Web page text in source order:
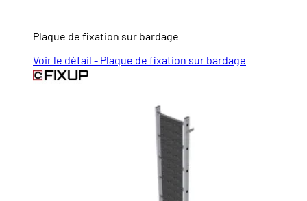
Plaque de fixation sur bardage
Voir le détail - Plaque de fixation sur bardage